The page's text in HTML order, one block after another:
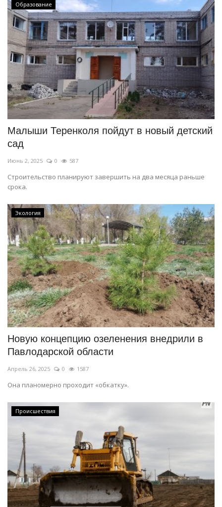
Образование
Малыши Теренколя пойдут в новый детский
сад
Июнь 2, 2025 0 587
Строительство планируют завершить на два месяца раньше
срока.
Экология
Новую концепцию озеленения внедрили в
Павлодарской области
Апрель 26, 2025 0 1587
Она планомерно проходит «обкатку».
Происшествия